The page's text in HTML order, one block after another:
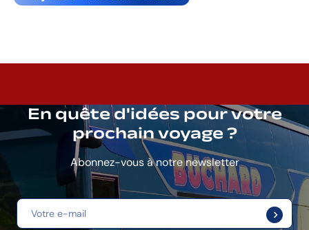
En quête d'idées pour votre
prochain voyage ?
Abonnez-vous à notre newsletter